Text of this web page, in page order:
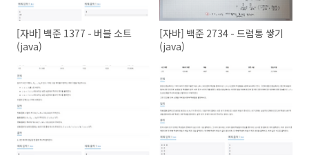
[자바] 백준 1377 - 버블 소트
(java)
[자바] 백준 2734 - 드럼통 쌓기
(java)